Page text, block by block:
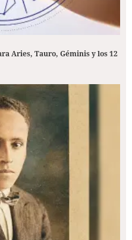
Aries, Tauro, Géminis y los 12